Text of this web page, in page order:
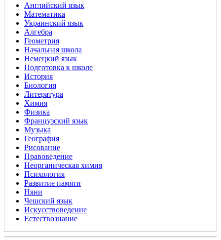
Английский язык
Математика
Украинский язык
Алгебра
Геометрия
Начальная школа
Немецкий язык
Подготовка к школе
История
Биология
Литература
Химия
Физика
Французский язык
Музыка
География
Рисование
Правоведение
Неорганическая химия
Психология
Развитие памяти
Няни
Чешский язык
Искусствоведение
Естествознание